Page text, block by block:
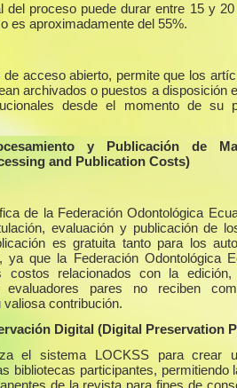
del proceso puede durar entre 15 y
es aproximadamente del 55%.
de acceso abierto, permite que los
archivados o puestos a disposición
desde el momento de su
y Publicación de
and Publication Costs)
de la Federación Odontológica
evaluación y publicación de
es gratuita tanto para los
ya que la Federación Odontológica
costos relacionados con la
evaluadores pares no reciben
contribución.
Digital (Digital Preservation
el sistema LOCKSS para crear
bibliotecas participantes, permitiendo
de la revista para fines de